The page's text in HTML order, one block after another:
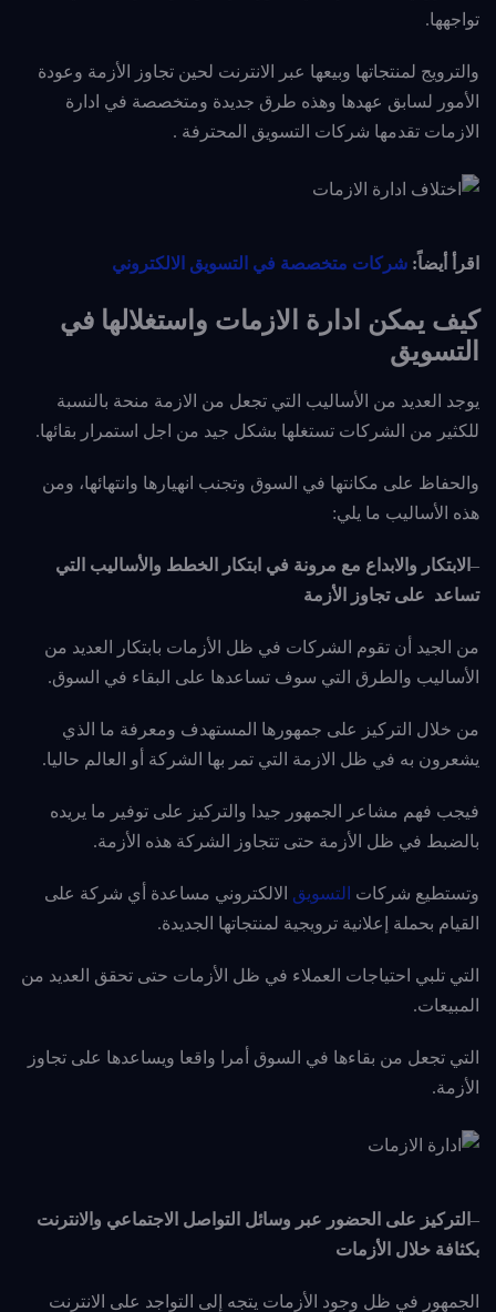
تواجهها.
والترويج لمنتجاتها وبيعها عبر الانترنت لحين تجاوز الأزمة وعودة
الأمور لسابق عهدها وهذه طرق جديدة ومتخصصة في ادارة
الازمات تقدمها شركات التسويق المحترفة .
اقرأ أيضاً: شركات متخصصة في التسويق الالكتروني
كيف يمكن ادارة الازمات واستغلالها في
التسويق
يوجد العديد من الأساليب التي تجعل من الازمة منحة بالنسبة
للكثير من الشركات تستغلها بشكل جيد من اجل استمرار بقائها.
والحفاظ على مكانتها في السوق وتجنب انهيارها وانتهائها، ومن
هذه الأساليب ما يلي:
– الابتكار والابداع مع مرونة في ابتكار الخطط والأساليب التي
تساعد على تجاوز الأزمة
من الجيد أن تقوم الشركات في ظل الأزمات بابتكار العديد من
الأساليب والطرق التي سوف تساعدها على البقاء في السوق.
من خلال التركيز على جمهورها المستهدف ومعرفة ما الذي
يشعرون به في ظل الازمة التي تمر بها الشركة أو العالم حاليا.
فيجب فهم مشاعر الجمهور جيدا والتركيز على توفير ما يريده
بالضبط في ظل الأزمة حتى تتجاوز الشركة هذه الأزمة.
وتستطيع شركات التسويق الالكتروني مساعدة أي شركة على
القيام بحملة إعلانية ترويجية لمنتجاتها الجديدة.
التي تلبي احتياجات العملاء في ظل الأزمات حتى تحقق العديد من
المبيعات.
التي تجعل من بقاءها في السوق أمرا واقعا ويساعدها على تجاوز
الأزمة.
– التركيز على الحضور عبر وسائل التواصل الاجتماعي والانترنت
بكثافة خلال الأزمات
الجمهور في ظل وجود الأزمات يتجه إلى التواجد على الانترنت